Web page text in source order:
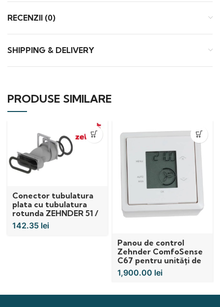
RECENZII (0)
SHIPPING & DELIVERY
PRODUSE SIMILARE
Conector tubulatura
plata cu tubulatura
rotunda ZEHNDER 51 /
90 și 75
142.35 lei
Panou de control
Zehnder ComfoSense
C67 pentru unități de
ventilație
Q350/450/600
1,900.00 lei